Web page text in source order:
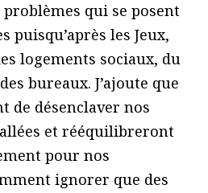
qui se posent
puisqu’après les Jeux,
logements sociaux, du
bureaux. J’ajoute que
de désenclaver nos
et rééquilibreront
pour nos
ignorer que des